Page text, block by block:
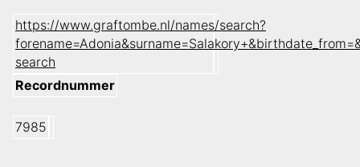
https://www.graftombe.nl/names/search?
search
Recordnummer
7985